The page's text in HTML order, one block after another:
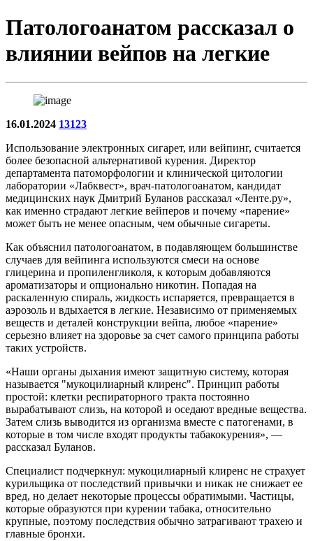
Патологоанатом рассказал о
влиянии вейпов на легкие
16.01.2024 13123
Использование электронных сигарет, или вейпинг, считается
более безопасной альтернативой курения. Директор
департамента патоморфологии и клинической цитологии
лаборатории «Лабквест», врач-патологоанатом, кандидат
медицинских наук Дмитрий Буланов рассказал «Ленте.ру»,
как именно страдают легкие вейперов и почему «парение»
может быть не менее опасным, чем обычные сигареты.
Как объяснил патологоанатом, в подавляющем большинстве
случаев для вейпинга используются смеси на основе
глицерина и пропиленгликоля, к которым добавляются
ароматизаторы и опционально никотин. Попадая на
раскаленную спираль, жидкость испаряется, превращается в
аэрозоль и вдыхается в легкие. Независимо от применяемых
веществ и деталей конструкции вейпа, любое «парение»
серьезно влияет на здоровье за счет самого принципа работы
таких устройств.
«Наши органы дыхания имеют защитную систему, которая
называется "мукоцилиарный клиренс". Принцип работы
простой: клетки респираторного тракта постоянно
вырабатывают слизь, на которой и оседают вредные вещества.
Затем слизь выводится из организма вместе с патогенами, в
которые в том числе входят продукты табакокурения», —
рассказал Буланов.
Специалист подчеркнул: мукоцилиарный клиренс не страхует
курильщика от последствий привычки и никак не снижает ее
вред, но делает некоторые процессы обратимыми. Частицы,
которые образуются при курении табака, относительно
крупные, поэтому последствия обычно затрагивают трахею и
главные бронхи.